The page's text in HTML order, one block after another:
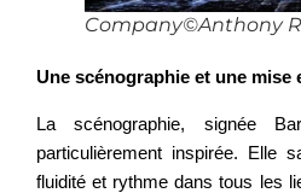
Company©Anthony
Une scénographie et une mise
La scénographie, signée
particulièrement inspirée. Elle
fluidité et rythme dans tous les